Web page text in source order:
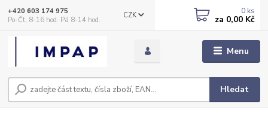
Menu
CZK
Hledat
+420 603 174 975
Po-Čt, 8-16 hod. Pá 8-14 hod.
0 ks
za 0,00 Kč